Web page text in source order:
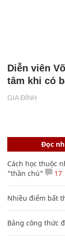
GIA ĐÌNH
Diễn viên
tâm khi có
Đọc
Cách học thuộc
"thần chú"
17
Nhiều điểm bất
Bảng công thức